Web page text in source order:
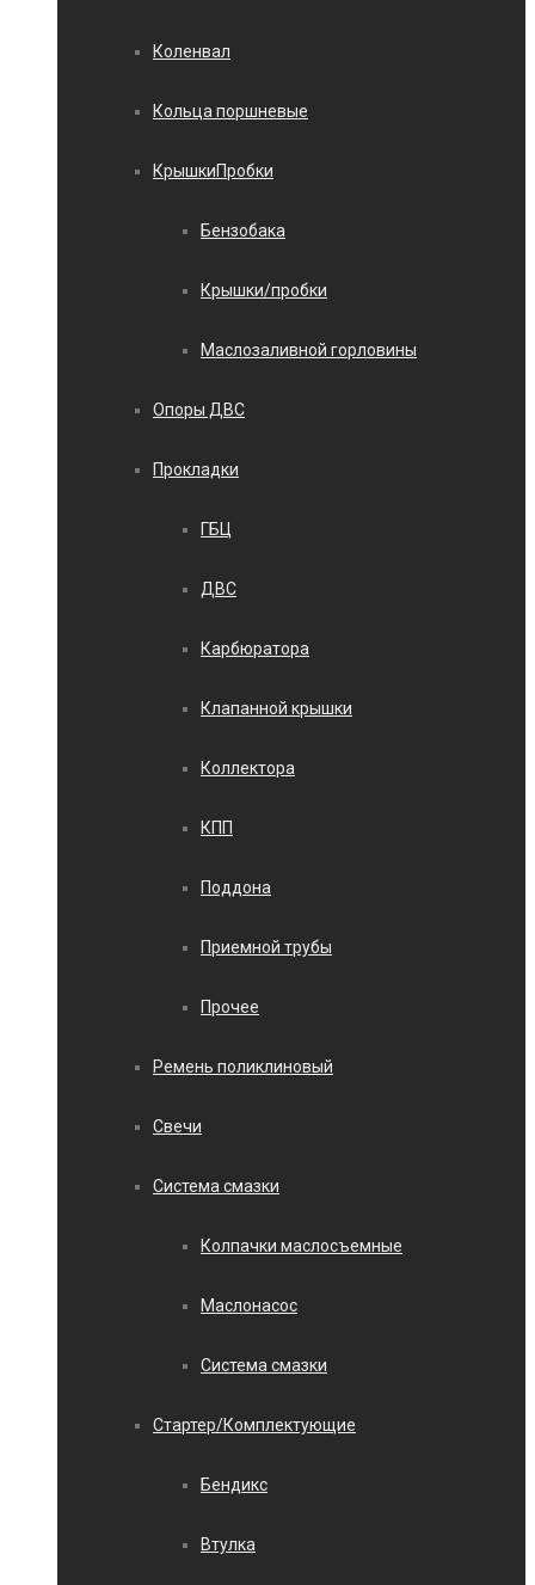
Коленвал
Кольца поршневые
КрышкиПробки
Бензобака
Крышки/пробки
Маслозаливной горловины
Опоры ДВС
Прокладки
ГБЦ
ДВС
Карбюратора
Клапанной крышки
Коллектора
КПП
Поддона
Приемной трубы
Прочее
Ремень поликлиновый
Свечи
Система смазки
Колпачки маслосъемные
Маслонасос
Система смазки
Стартер/Комплектующие
Бендикс
Втулка